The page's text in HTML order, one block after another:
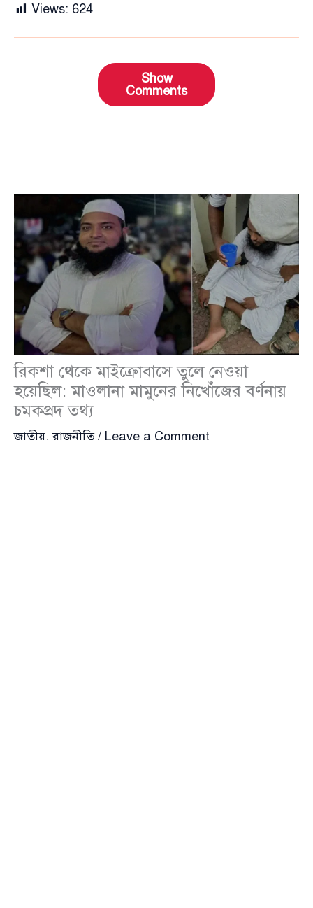
Views: 624
Show
Comments
রিকশা থেকে মাইক্রোবাসে তুলে নেওয়া
হয়েছিল: মাওলানা মামুনের নিখোঁজের বর্ণনায়
চমকপ্রদ তথ্য
জাতীয়,রাজনীতি/ Leave a Comment